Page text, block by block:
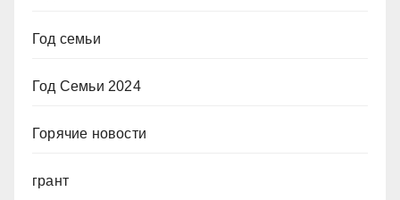
Год семьи
Год Семьи 2024
Горячие новости
грант